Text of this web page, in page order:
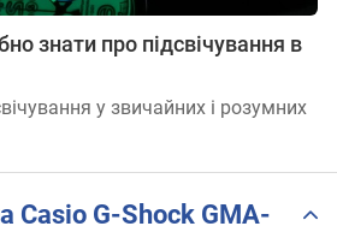
знати про підсвічування в
у звичайних і розумних
Casio G-Shock GMA-